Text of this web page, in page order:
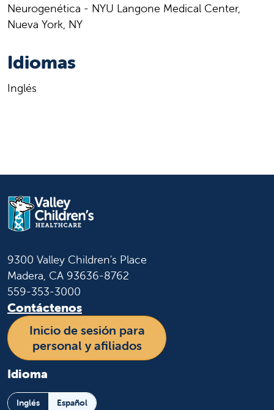
Neurogenética - NYU Langone Medical Center,
Nueva York, NY
Idiomas
Inglés
9300 Valley Children's Place
Madera, CA 93636-8762
559-353-3000
Contáctenos
Inicio de sesión para
personal y afiliados
Idioma
Inglés Español